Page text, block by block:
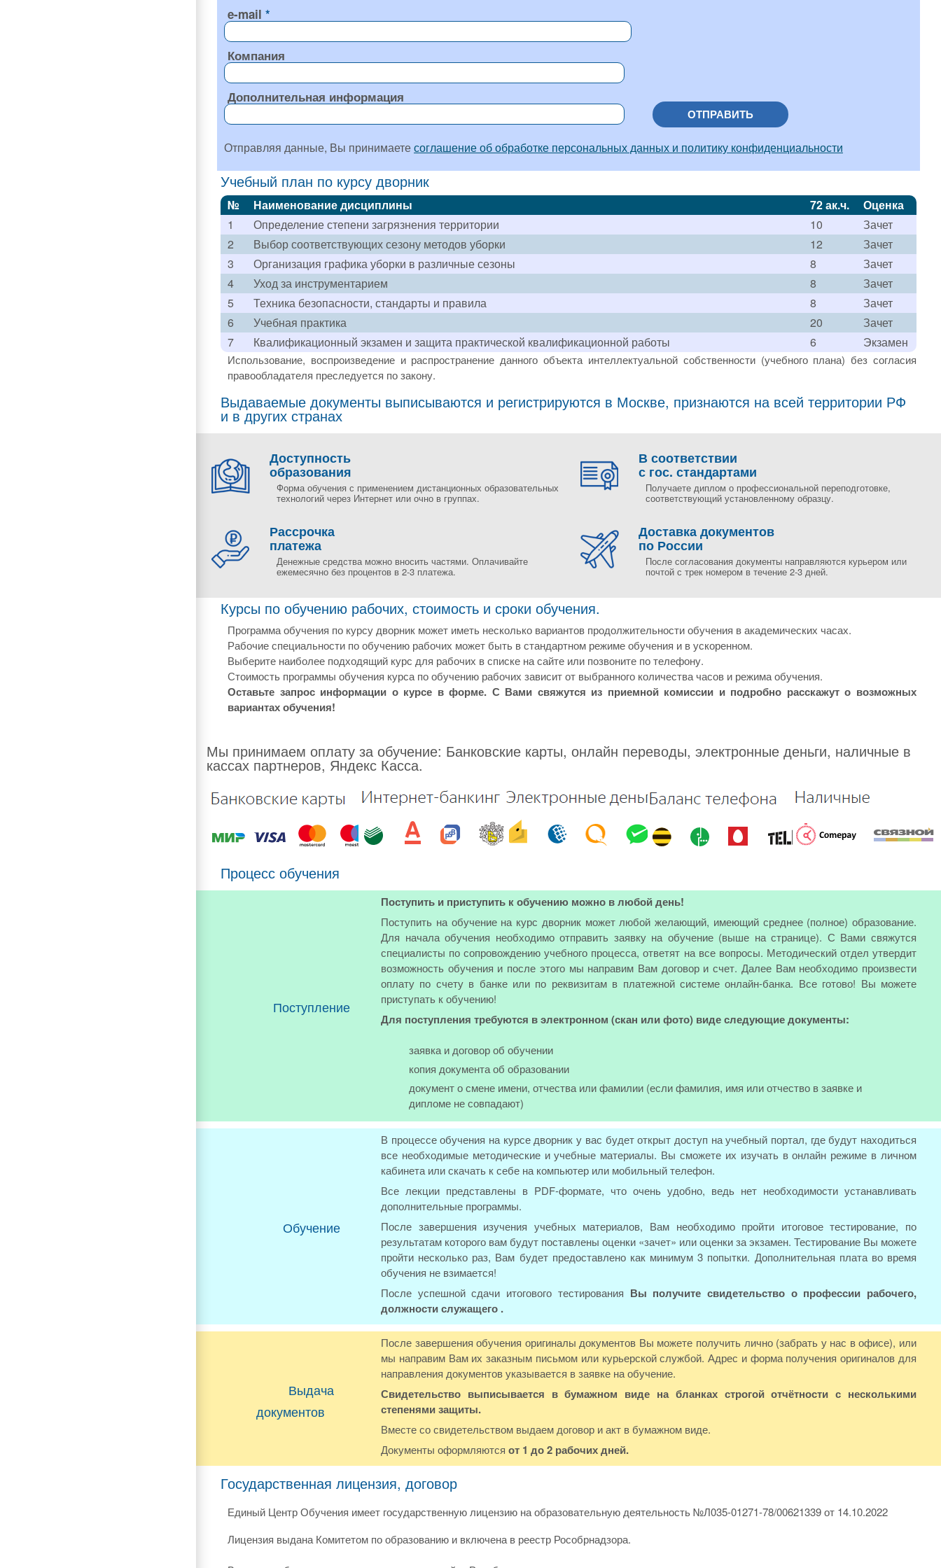
e-mail
Компания
Дополнительная информация
ОТПРАВИТЬ
Отправляя данные, Вы принимаетесоглашение об обработке персональных данных и политику конфиденциальности
Учебный план по курсу дворник
№ Наименование дисциплины 72 ак.ч.
Оценка
1
Определение степени загрязнения территории 10
Зачет
2
Выбор соответствующих сезону методов уборки 12
Зачет
3
Организация графика уборки в различные сезоны 8
Зачет
4
Уход за инструментарием 8
Зачет
5
Техника безопасности, стандарты и правила 8
Зачет
6
Учебная практика 20
Зачет
7
Квалификационный экзамен и защита практической квалификационной работы 6 Экзамен
Использование, воспроизведение и распространение данного объекта интеллектуальной собственности (учебного плана) без согласия
правообладателя преследуется по закону.
Выдаваемые документы выписываются и регистрируются в Москве, признаются на всей территории РФ
и в других странах
Доступность
образования
Форма обучения с применением дистанционных образовательных
технологий через Интернет или очно в группах.
В соответствии
с гос. стандартами
Получаете диплом о профессиональной переподготовке,
соответствующий установленному образцу.
Рассрочка
платежа
Денежные средства можно вносить частями. Оплачивайте
ежемесячно без процентов в 2-3 платежа.
Доставка документов
по России
После согласования документы направляются курьером или
почтой с трек номером в течение 2-3 дней.
Курсы по обучению рабочих, стоимость и сроки обучения.
Программа обучения по курсу дворник может иметь несколько вариантов продолжительности обучения в академических часах.
Рабочие специальности по обучению рабочих может быть в стандартном режиме обучения и в ускоренном.
Выберите наиболее подходящий курс для рабочих в списке на сайте или позвоните по телефону.
Стоимость программы обучения курса по обучению рабочих зависит от выбранного количества часов и режима обучения.
Оставьте запрос информации о курсе в форме. С Вами свяжутся из приемной комиссии и подробно расскажут о возможных
вариантах обучения!
Мы принимаем оплату за обучение: Банковские карты, онлайн переводы, электронные деньги, наличные в
кассах партнеров, Яндекс Касса.
Процесс обучения
Поступление
Поступить и приступить к обучению можно в любой день!
Поступить на обучение на курс дворник может любой желающий, имеющий среднее (полное) образование.
Для начала обучения необходимо отправить заявку на обучение (выше на странице). С Вами свяжутся
специалисты по сопровождению учебного процесса, ответят на все вопросы. Методический отдел утвердит
возможность обучения и после этого мы направим Вам договор и счет. Далее Вам необходимо произвести
оплату по счету в банке или по реквизитам в платежной системе онлайн-банка. Все готово! Вы можете
приступать к обучению!
Для поступления требуются в электронном (скан или фото) виде следующие документы:
заявка и договор об обучении
копия документа об образовании
документ о смене имени, отчества или фамилии (если фамилия, имя или отчество в заявке и
дипломе не совпадают)
Обучение
В процессе обучения на курсе дворник у вас будет открыт доступ на учебный портал, где будут находиться
все необходимые методические и учебные материалы. Вы сможете их изучать в онлайн режиме в личном
кабинета или скачать к себе на компьютер или мобильный телефон.
Все лекции представлены в PDF-формате, что очень удобно, ведь нет необходимости устанавливать
дополнительные программы.
После завершения изучения учебных материалов, Вам необходимо пройти итоговое тестирование, по
результатам которого вам будут поставлены оценки «зачет» или оценки за экзамен. Тестирование Вы можете
пройти несколько раз, Вам будет предоставлено как минимум 3 попытки. Дополнительная плата во время
обучения не взимается!
После успешной сдачи итогового тестирования Вы получите свидетельство о профессии рабочего,
должности служащего .
Выдача
документов
После завершения обучения оригиналы документов Вы можете получить лично (забрать у нас в офисе), или
мы направим Вам их заказным письмом или курьерской службой. Адрес и форма получения оригиналов для
направления документов указывается в заявке на обучение.
Свидетельство выписывается в бумажном виде на бланках строгой отчётности с несколькими
степенями защиты.
Вместе со свидетельством выдаем договор и акт в бумажном виде.
Документы оформляются от 1 до 2 рабочих дней.
Государственная лицензия, договор
Единый Центр Обучения имеет государственную лицензию на образовательную деятельность №Л035-01271-78/00621339 от 14.10.2022
Лицензия выдана Комитетом по образованию и включена в реестр Рособрнадзора.